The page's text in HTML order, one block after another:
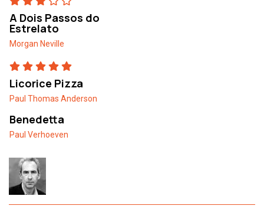
A Dois Passos do
Estrelato
Morgan Neville
Licorice Pizza
Paul Thomas Anderson
Benedetta
Paul Verhoeven